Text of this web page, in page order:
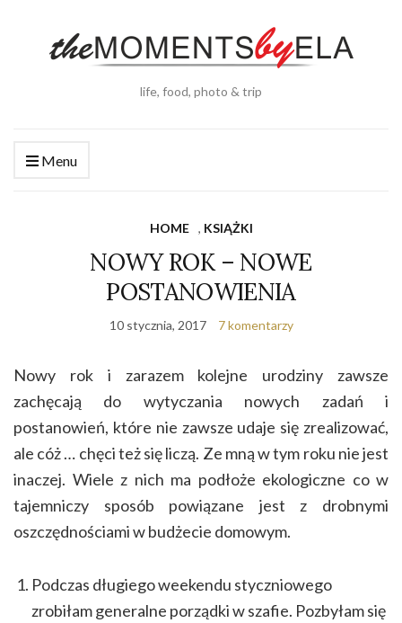
life, food, photo & trip
Menu
HOME , KSIĄŻKI
NOWY ROK – NOWE
POSTANOWIENIA
10 stycznia, 2017 7 komentarzy
Nowy rok i zarazem kolejne urodziny zawsze
zachęcają do wytyczania nowych zadań i
postanowień, które nie zawsze udaje się zrealizować,
ale cóż … chęci też się liczą. Ze mną w tym roku nie jest
inaczej. Wiele z nich ma podłoże ekologiczne co w
tajemniczy sposób powiązane jest z drobnymi
oszczędnościami w budżecie domowym.
Podczas długiego weekendu styczniowego
zrobiłam generalne porządki w szafie. Pozbyłam się